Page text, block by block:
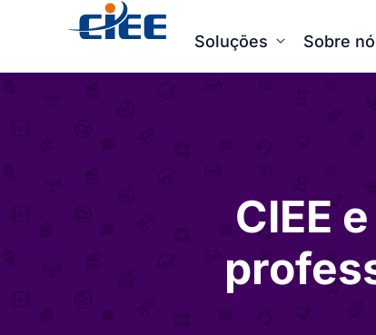
Soluções Sobre
CIEE